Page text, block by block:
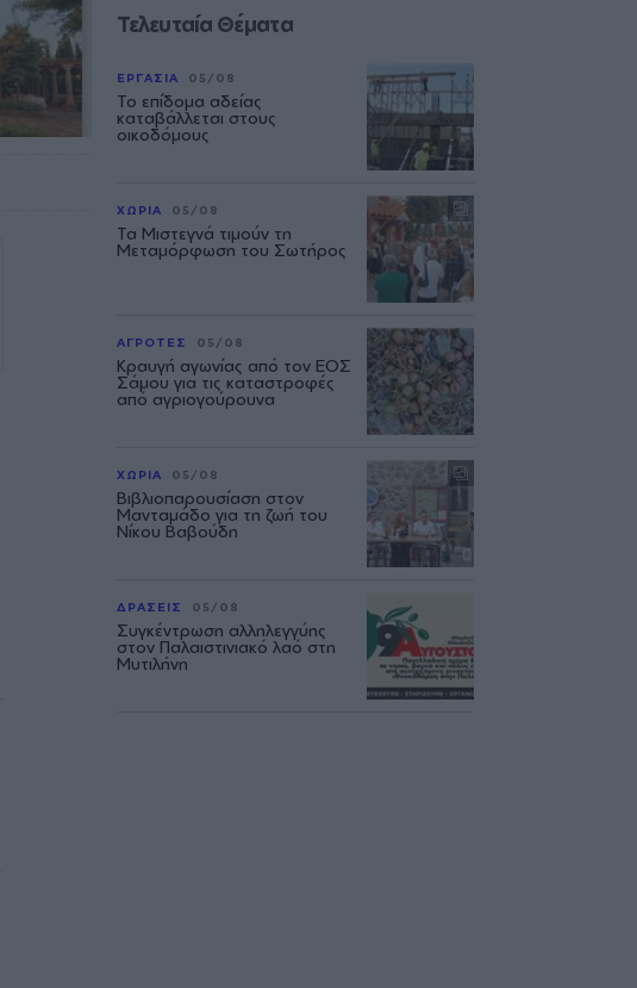
Τελευταία Θέματα
ΕΡΓΑΣΙΑ 05/08
Το επίδομα αδείας
καταβάλλεται στους
οικοδόμους
ΧΩΡΙΑ 05/08
Τα Μιστεγνά τιμούν τη
Μεταμόρφωση του Σωτήρος
ΑΓΡΟΤΕΣ 05/08
Κραυγή αγωνίας από τον ΕΟΣ
Σάμου για τις καταστροφές
από αγριογούρουνα
ΧΩΡΙΑ 05/08
Βιβλιοπαρουσίαση στον
Μανταμάδο για τη ζωή του
Νίκου Βαβούδη
ΔΡΑΣΕΙΣ 05/08
Συγκέντρωση αλληλεγγύης
στον Παλαιστινιακό λαό στη
Μυτιλήνη